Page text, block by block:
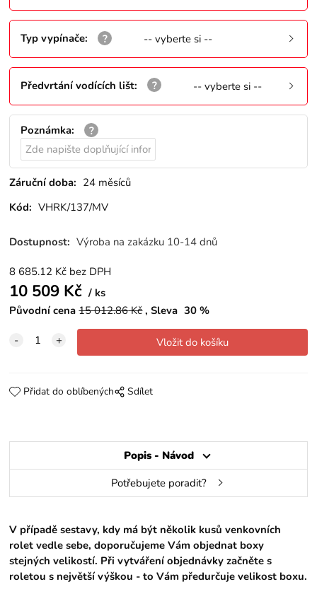
Typ vypínače: -- vyberte si --
Předvrtání vodících lišt: -- vyberte si --
Poznámka:
Záruční doba: 24 měsíců
Kód: VHRK/137/MV
Dostupnost: Výroba na zakázku 10-14 dnů
8 685.12 Kč bez DPH
10 509 Kč
ks
Původní cena 15 012.86Kč Sleva 30 %
Přidat do oblíbených Sdílet
Popis - Návod
Potřebujete poradit?
V případě sestavy, kdy má být několik kusů venkovních
rolet vedle sebe, doporučujeme Vám objednat boxy
stejných velikostí. Při vytváření objednávky začněte s
roletou s největší výškou - to Vám předurčuje velikost boxu.